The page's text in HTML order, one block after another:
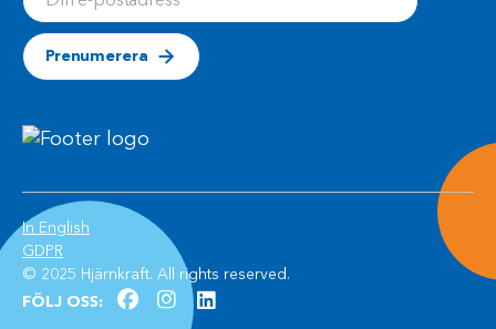
Din e-postadress
Prenumerera
© 2025 Hjärnkraft. All rights reserved.
GDPR (Öppnas i ett nytt fönster)
In English (Öppnas i ett nytt fönster)
FÖLJ OSS: facebook (Öppnas i ett nytt fönster)
instagram (Öppnas i ett nytt